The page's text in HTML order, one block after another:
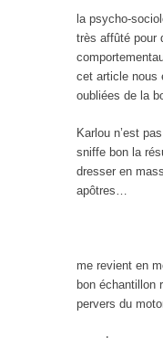
la psycho-
très affûté pour
cet article nous
oubliées de la
Karlou n’est
sniffe bon la
dresser en
apôtres…
me revient en
bon échantillon
pervers du